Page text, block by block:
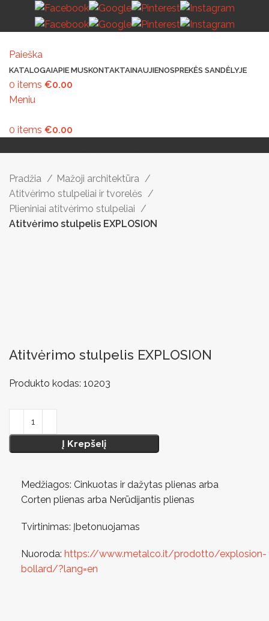
Paieška
KATALOGAIAPIE MUSKONTAKTAINAUJIENOSPREKĖS SANDĖLYJE
0 items €0.00
Meniu
0 items €0.00
VAIKŲ ŽAIDIMO AIKŠTELĖSLAUKO ŠVIESTUVAI
Pradžia
Mažoji architektūra
Atitvėrimo stulpeliai ir tvorelės
Plieniniai atitvėrimo stulpeliai
Atitvėrimo stulpelis EXPLOSION
Atitvėrimo stulpelis EXPLOSION
Produkto kodas: 10203
Į Krepšelį
Medžiagos: Cinkuotas ir dažytas plienas arba
Corten plienas arba Nerūdijantis plienas
Tvirtinimas: Įbetonuojamas
Nuoroda: https://www.metalco.it/prodotto/explosion-
bollard/?lang=en